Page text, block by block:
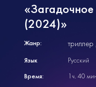
(2024)»
Жанр: триллер
Язык
Русский
Время:
1ч. 40